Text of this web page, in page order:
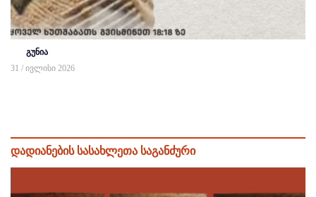
გუნია
31 / ივლისი 2026
დადიანების სასახლეთა საგანძური